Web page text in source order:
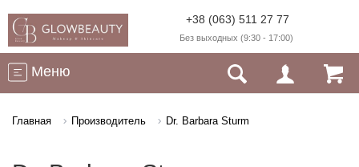
+38 (063) 511 27 77
Без выходных (9:30 - 17:00)
Меню
Главная Производитель Dr. Barbara Sturm